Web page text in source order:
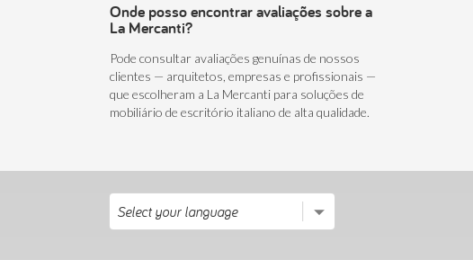
Onde posso encontrar avaliações sobre a
La Mercanti?
Pode consultar avaliações genuínas de nossos
clientes — arquitetos, empresas e profissionais —
que escolheram a La Mercanti para soluções de
mobiliário de escritório italiano de alta qualidade.